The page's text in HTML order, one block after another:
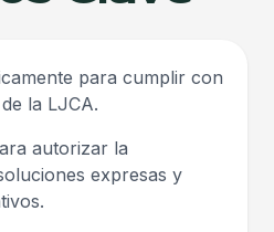
para cumplir con
la LJCA.
autorizar la
expresas y